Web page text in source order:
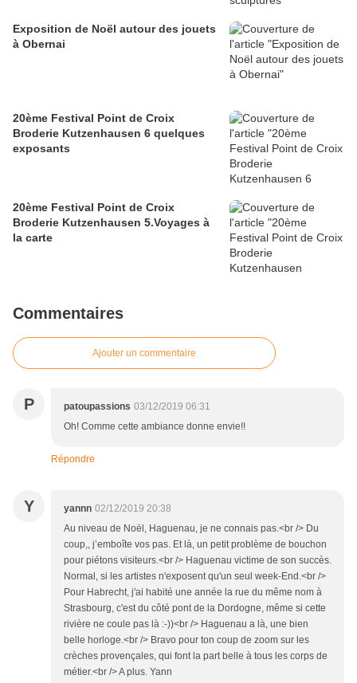
Exposition de Noël autour des jouets
à Obernai
20ème Festival Point de Croix
Broderie Kutzenhausen 6 quelques
exposants
20ème Festival Point de Croix
Broderie Kutzenhausen 5.Voyages à
la carte
Commentaires
Ajouter un commentaire
P patoupassions 03/12/2019 06:31
Oh! Comme cette ambiance donne envie!!
Répondre
Y yannn 02/12/2019 20:38
Au niveau de Noël, Haguenau, je ne connais pas.<br /> Du
coup,, j’emboîte vos pas. Et là, un petit problème de bouchon
pour piétons visiteurs.<br /> Haguenau victime de son succès.
Normal, si les artistes n'exposent qu'un seul week-End.<br />
Pour Habrecht, j'ai habité une année la rue du même nom à
Strasbourg, c'est du côté pont de la Dordogne, même si cette
rivière ne coule pas là :-))<br /> Haguenau a là, une bien
belle horloge.<br /> Bravo pour ton coup de zoom sur les
crèches provençales, qui font la part belle à tous les corps de
métier.<br /> A plus. Yann